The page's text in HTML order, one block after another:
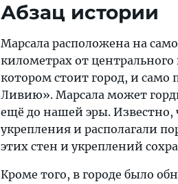
Абзац истории
Марсала расположена на
километрах от
котором стоит город, и
Ливию». Марсала может
ещё до нашей эры. Известно,
укрепления и располагали
этих стен и укреплений
Кроме того, в городе было